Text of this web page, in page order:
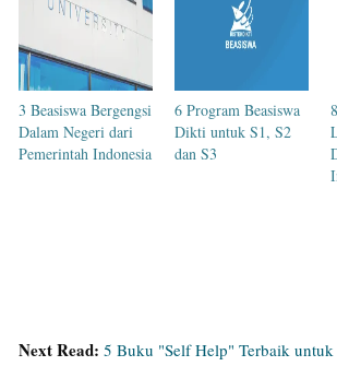
3 Beasiswa Bergengsi
Dalam Negeri dari
Pemerintah Indonesia
6 Program Beasiswa
Dikti untuk S1, S2
dan S3
Next Read: 5 Buku "Self Help" Terbaik